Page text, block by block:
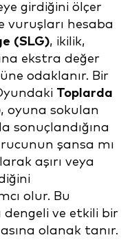
girdiğini ölçer
vuruşları hesaba
(SLG), ikilik,
ekstra değer
odaklanır. Bir
Toplarda
, oyuna sokulan
sonuçlandığına
şansa mı
aşırı veya
olur. Bu
ve etkili bir
olanak tanır.